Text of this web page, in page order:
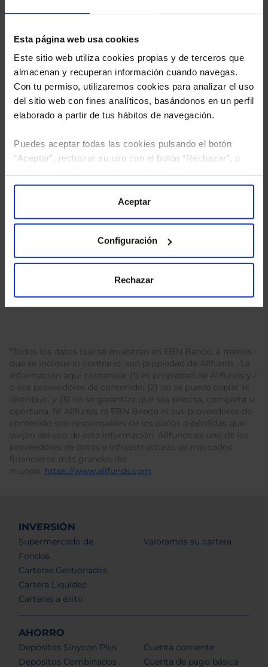
Esta página web usa cookies
Este sitio web utiliza cookies propias y de terceros que
almacenan y recuperan información cuando navegas.
Con tu permiso, utilizaremos cookies para analizar el uso
del sitio web con fines analíticos, basándonos en un perfil
elaborado a partir de tus hábitos de navegación.
Puedes aceptar todas las cookies pulsando el botón
“Aceptar”, rechazar su uso con el botón “Rechazar”, o
“Configuración”. Consulta nuestraPolítica
para más información.
Aceptar
Configuración
Rechazar
He leídola política de privacidady consiento el
tratamiento de mis datos personales.
*Todos los datos que se muestran en EBN Banco, a menos
que se indique lo contrario, son propiedad de Allfunds . La
información aquí contenida: (1) es propiedad de Allfunds y /
o sus proveedores de contenido; (2) no se puede copiar ni
distribuir; y (3) no se garantiza que sea precisa, completa u
oportuna. Ni Allfunds ni EBN Banco ni sus proveedores de
contenido son responsables de los daños o pérdidas que
surjan del uso de esta información. Allfunds es uno de los
proveedores de datos e infraestructuras de mercados
financieros más grandes del
mundo. https://www.allfunds.com.
INVERSIÓN
Supermercado de
Fondos
Carteras Gestionadas
Cartera Liquidez
Carteras a éxito
Valoramos su cartera
AHORRO
Depósitos Sinycon Plus
Depósitos Combinados
Cuenta corriente
Cuenta de pago básica